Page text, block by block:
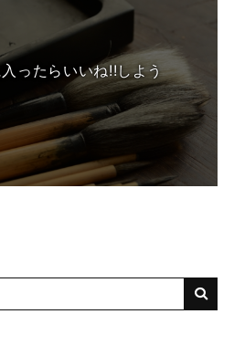
ったらいいね!!しよう